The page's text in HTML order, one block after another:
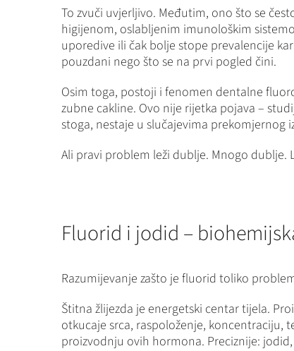
To zvuči uvjerljivo. Međutim, ono što se
higijenom, oslabljenim imunološkim
uporedive ili čak bolje stope prevalencije
pouzdani nego što se na prvi pogled čini.
Osim toga, postoji i fenomen dentalne
zubne cakline. Ovo nije rijetka pojava –
stoga, nestaje u slučajevima prekomjernog
Ali pravi problem leži dublje. Mnogo dublje.
Fluorid i jodid –
Razumijevanje zašto je fluorid toliko
Štitna žlijezda je energetski centar tijela.
otkucaje srca, raspoloženje, koncentraciju,
proizvodnju ovih hormona. Preciznije: